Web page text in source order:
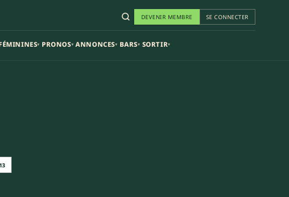
DEVENIR MEMBRE SE CONNECTER
▾ PRONOS▾ ANNONCES▾ BARS▾ SORTIR▾